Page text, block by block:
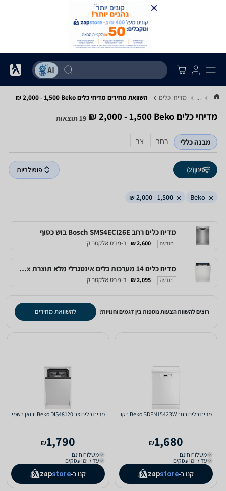
... מדיחי כלים השוואת מחירים מדיחי כלים ‏Beko ‏1,500 - 2,000 ‏₪
מדיחי כלים ‏Beko ‏1,500 - 2,000 ‏₪ 19 תוצאות
מבנה כללי רחב צר
סינון(2) פופולריות
Beko
1,500 - 2,000 ₪
מדיח כלים רחב Bosch SMS4ECI26E בוש כסוף
מודעה 2,600 ₪ ב-מבט אלקטריק
מדיח כלים 14 מערכות כלים אינטגרלי מלא תוצרת Electrolux דגם EEG48200L אחריות יבואן .
מודעה 2,095 ₪ ב-מבט אלקטריק
רוצים להשוות הצעות נוספות בין דגמים וחנויות? להשוואת מחירים
מדיח כלים ‏רחב Beko BDFN15423W בקו
1,680
₪
משלוח חינם
עד 7 ימי עסקים
קנו ב- zapstore
מדיח כלים ‏צר Beko DIS48120 יבואן רשמי
1,790
₪
משלוח חינם
עד 7 ימי עסקים
קנו ב- zapstore